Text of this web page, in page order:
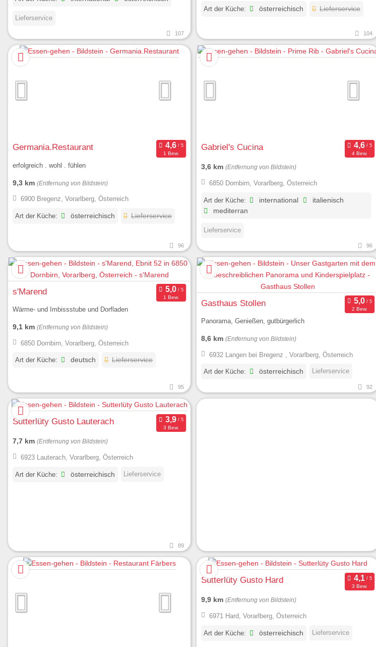
Lieferservice
107
Art der Küche: österreichisch Lieferservice
104
Germania.Restaurant
1 Bew.
erfolgreich . wohl . fühlen
9,3 km (Entfernung von Bildstein)
6900 Bregenz, Vorarlberg, Österreich
Art der Küche: österreichisch Lieferservice
96
Gabriel's Cucina
4 Bew.
3,6 km (Entfernung von Bildstein)
6850 Dornbirn, Vorarlberg, Österreich
Art der Küche: international
italienisch
mediterran
Lieferservice
96
s'Marend
1 Bew.
Wärme- und Imbissstube und Dorfladen
9,1 km (Entfernung von Bildstein)
6850 Dornbirn, Vorarlberg, Österreich
Art der Küche: deutsch Lieferservice
95
Gasthaus Stollen
2 Bew.
Panorama, Genießen, gutbürgerlich
8,6 km (Entfernung von Bildstein)
6932 Langen bei Bregenz , Vorarlberg, Österreich
Art der Küche: österreichisch Lieferservice
92
Sutterlüty Gusto Lauterach
3 Bew.
7,7 km (Entfernung von Bildstein)
6923 Lauterach, Vorarlberg, Österreich
Art der Küche: österreichisch Lieferservice
89
Sutterlüty Gusto Hard
3 Bew.
9,9 km (Entfernung von Bildstein)
6971 Hard, Vorarlberg, Österreich
Art der Küche: österreichisch Lieferservice